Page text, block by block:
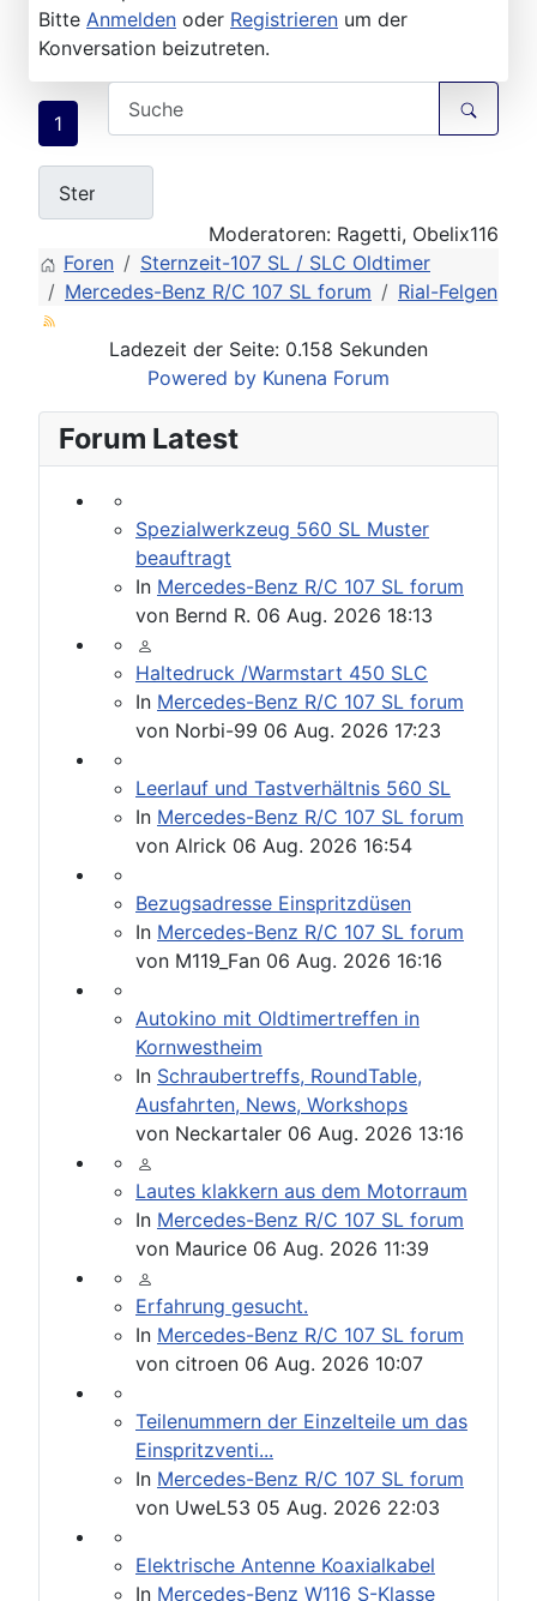
Bitte Anmelden oder Registrieren um der
Konversation beizutreten.
1
Moderatoren: Ragetti, Obelix116
Foren
Sternzeit-107 SL / SLC Oldtimer
Mercedes-Benz R/C 107 SL forum
Rial-Felgen
Ladezeit der Seite: 0.158 Sekunden
Powered by Kunena Forum
Forum Latest
Spezialwerkzeug 560 SL Muster
beauftragt
In Mercedes-Benz R/C 107 SL forum
von Bernd R. 06 Aug. 2026 18:13
Haltedruck /Warmstart 450 SLC
In Mercedes-Benz R/C 107 SL forum
von Norbi-99 06 Aug. 2026 17:23
Leerlauf und Tastverhältnis 560 SL
In Mercedes-Benz R/C 107 SL forum
von Alrick 06 Aug. 2026 16:54
Bezugsadresse Einspritzdüsen
In Mercedes-Benz R/C 107 SL forum
von M119_Fan 06 Aug. 2026 16:16
Autokino mit Oldtimertreffen in
Kornwestheim
In Schraubertreffs, RoundTable,
Ausfahrten, News, Workshops
von Neckartaler 06 Aug. 2026 13:16
Lautes klakkern aus dem Motorraum
In Mercedes-Benz R/C 107 SL forum
von Maurice 06 Aug. 2026 11:39
Erfahrung gesucht.
In Mercedes-Benz R/C 107 SL forum
von citroen 06 Aug. 2026 10:07
Teilenummern der Einzelteile um das
Einspritzventi...
In Mercedes-Benz R/C 107 SL forum
von UweL53 05 Aug. 2026 22:03
Elektrische Antenne Koaxialkabel
In Mercedes-Benz W116 S-Klasse